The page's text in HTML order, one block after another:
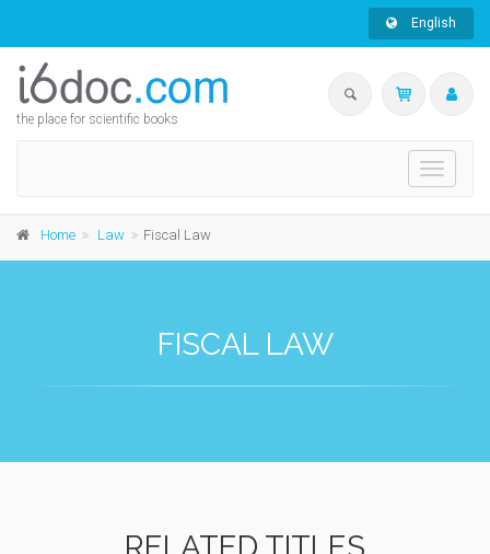
English
the place for scientific books
Toggle
Home Law Fiscal Law
FISCAL LAW